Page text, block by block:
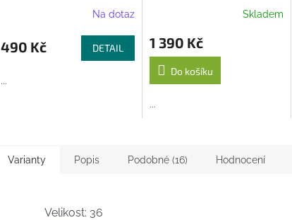
Na dotaz
490 Kč DETAIL
...
Skladem
1 390 Kč
Do košíku
...
Varianty Popis Podobné (16) Hodnocení
Velikost: 36